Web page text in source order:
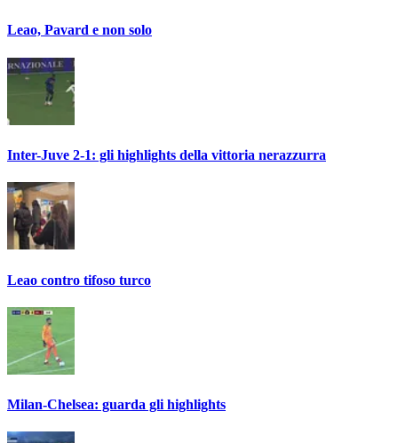
Leao, Pavard e non solo
Inter-Juve 2-1: gli highlights della vittoria nerazzurra
Leao contro tifoso turco
Milan-Chelsea: guarda gli highlights